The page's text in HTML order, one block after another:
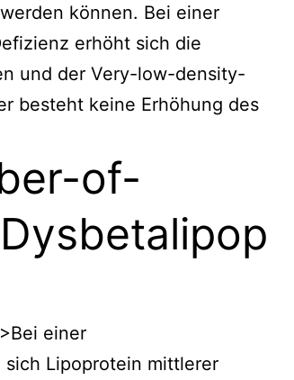
können. Bei einer
erhöht sich die
und der Very-low-density-
besteht keine Erhöhung des
of-
einer
Lipoprotein mittlerer